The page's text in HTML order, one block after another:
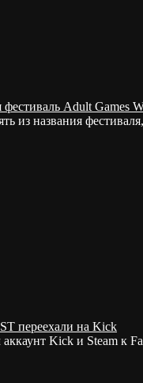
фестиваль Adult Games
из названия
переехали на Kick
Kick и Steam к